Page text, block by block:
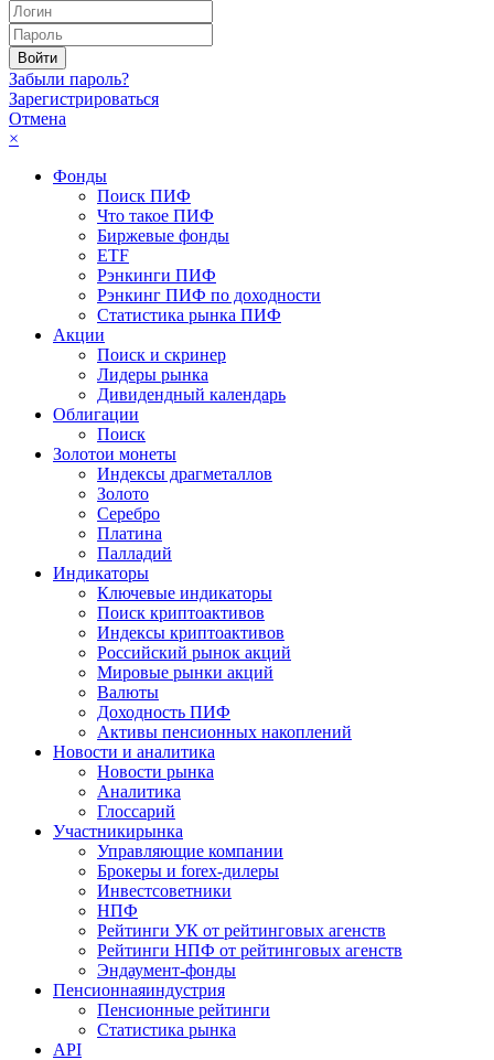
Забыли пароль?
Зарегистрироваться
Отмена
×
Фонды
Поиск ПИФ
Что такое ПИФ
Биржевые фонды
ETF
Рэнкинги ПИФ
Рэнкинг ПИФ по доходности
Статистика рынка ПИФ
Акции
Поиск и скринер
Лидеры рынка
Дивидендный календарь
Облигации
Поиск
Золотои монеты
Индексы драгметаллов
Золото
Серебро
Платина
Палладий
Индикаторы
Ключевые индикаторы
Поиск криптоактивов
Индексы криптоактивов
Российский рынок акций
Мировые рынки акций
Валюты
Доходность ПИФ
Активы пенсионных накоплений
Новости и аналитика
Новости рынка
Аналитика
Глоссарий
Участникирынка
Управляющие компании
Брокеры и forex-дилеры
Инвестсоветники
НПФ
Рейтинги УК от рейтинговых агенств
Рейтинги НПФ от рейтинговых агенств
Эндаумент-фонды
Пенсионнаяиндустрия
Пенсионные рейтинги
Статистика рынка
API